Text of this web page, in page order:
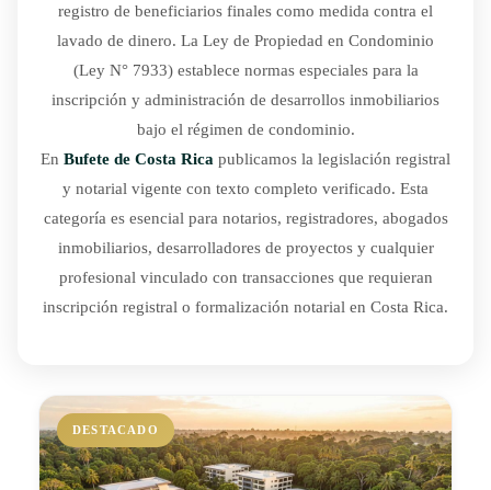
registro de beneficiarios finales como medida contra el
lavado de dinero. La Ley de Propiedad en Condominio
(Ley N° 7933) establece normas especiales para la
inscripción y administración de desarrollos inmobiliarios
bajo el régimen de condominio.
En Bufete de Costa Rica publicamos la legislación registral
y notarial vigente con texto completo verificado. Esta
categoría es esencial para notarios, registradores, abogados
inmobiliarios, desarrolladores de proyectos y cualquier
profesional vinculado con transacciones que requieran
inscripción registral o formalización notarial en Costa Rica.
DESTACADO